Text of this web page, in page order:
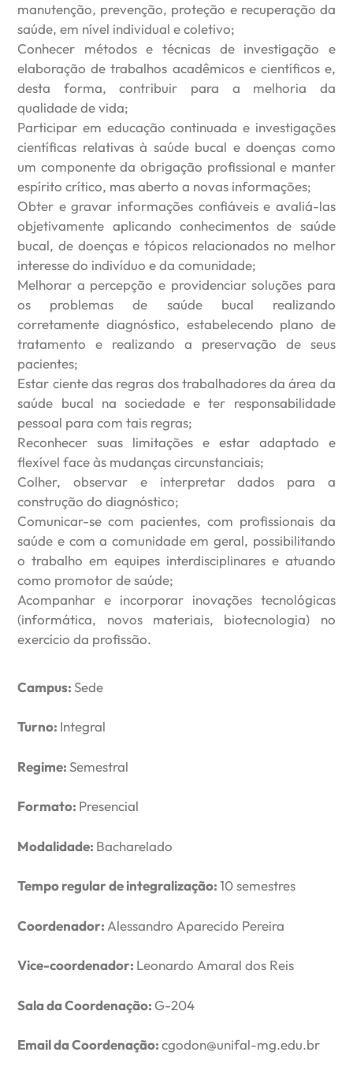
manutenção, prevenção, proteção e recuperação da
saúde, em nível individual e coletivo;
Conhecer métodos e técnicas de investigação e
elaboração de trabalhos acadêmicos e científicos e,
desta forma, contribuir para a melhoria da
qualidade de vida;
Participar em educação continuada e investigações
científicas relativas à saúde bucal e doenças como
um componente da obrigação profissional e manter
espírito crítico, mas aberto a novas informações;
Obter e gravar informações confiáveis e avaliá-las
objetivamente aplicando conhecimentos de saúde
bucal, de doenças e tópicos relacionados no melhor
interesse do indivíduo e da comunidade;
Melhorar a percepção e providenciar soluções para
os problemas de saúde bucal realizando
corretamente diagnóstico, estabelecendo plano de
tratamento e realizando a preservação de seus
pacientes;
Estar ciente das regras dos trabalhadores da área da
saúde bucal na sociedade e ter responsabilidade
pessoal para com tais regras;
Reconhecer suas limitações e estar adaptado e
flexível face às mudanças circunstanciais;
Colher, observar e interpretar dados para a
construção do diagnóstico;
Comunicar-se com pacientes, com profissionais da
saúde e com a comunidade em geral, possibilitando
o trabalho em equipes interdisciplinares e atuando
como promotor de saúde;
Acompanhar e incorporar inovações tecnológicas
(informática, novos materiais, biotecnologia) no
exercício da profissão.
Campus: Sede
Turno: Integral
Regime: Semestral
Formato: Presencial
Modalidade: Bacharelado
Tempo regular de integralização:10 semestres
Coordenador: Alessandro Aparecido Pereira
Vice-coordenador: Leonardo Amaral dos Reis
Sala da Coordenação: G-204
Email da Coordenação:cgodon@unifal-mg.edu.br